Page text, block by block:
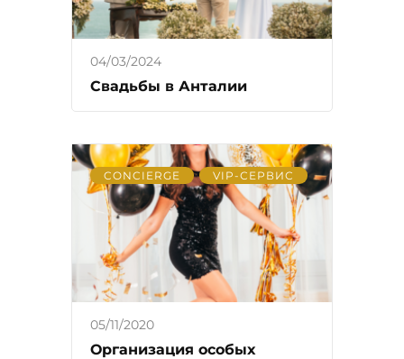
04/03/2024
Свадьбы в Анталии
CONCIERGE VIP-СЕРВИС
05/11/2020
Организация особых